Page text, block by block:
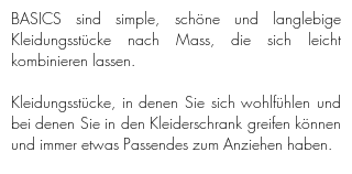
BASICS sind simple, schöne und langlebige
Kleidungsstücke nach Mass, die sich leicht
kombinieren lassen.
Kleidungsstücke, in denen Sie sich wohlfühlen und
bei denen Sie in den Kleiderschrank greifen können
und immer etwas Passendes zum Anziehen haben.